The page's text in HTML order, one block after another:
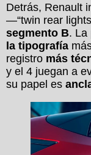
Detrás, Renault
—“twin rear
segmento B. La
la tipografía
registro más
y el 4 juegan a
su papel es